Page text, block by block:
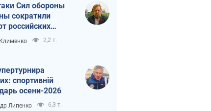
Сил обороны
сократили
российских
2,2 т.
спортивній
осени-2026
Липенко 6,3 т.